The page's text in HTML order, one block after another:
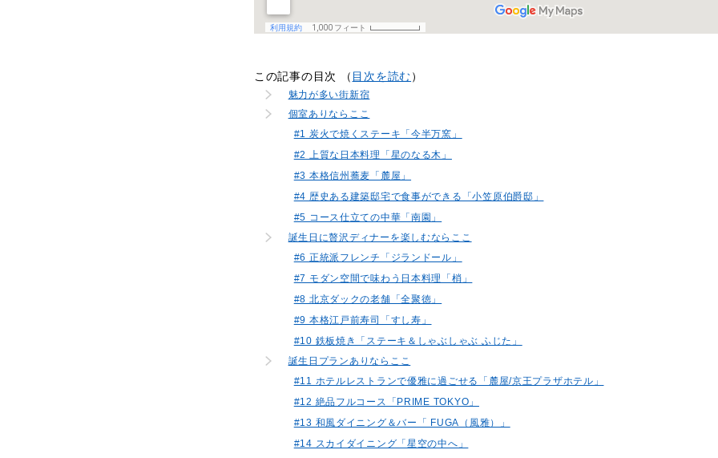
この記事の目次 （ 目次を読む ）
魅力が多い街新宿
個室ありならここ
#1 炭火で焼くステーキ「今半万窯」
#2 上質な日本料理「星のなる木」
#3 本格信州蕎麦「麓屋」
#4 歴史ある建築邸宅で食事ができる「小笠原伯爵邸」
#5 コース仕立ての中華「南園」
誕生日に贅沢ディナーを楽しむならここ
#6 正統派フレンチ「ジランドール」
#7 モダン空間で味わう日本料理「梢」
#8 北京ダックの老舗「全聚徳」
#9 本格江戸前寿司「すし寿」
#10 鉄板焼き「ステーキ＆しゃぶしゃぶ ふじた」
誕生日プランありならここ
#11 ホテルレストランで優雅に過ごせる「麓屋/京王プラザホテル」
#12 絶品フルコース「PRIME TOKYO」
#13 和風ダイニング＆バー「 FUGA（風雅）」
#14 スカイダイニング「星空の中へ」